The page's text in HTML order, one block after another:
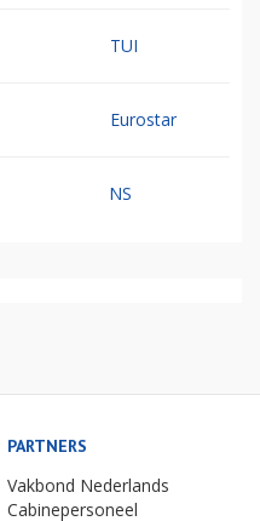
TUI
Eurostar
NS
PARTNERS
Vakbond Nederlands
Cabinepersoneel